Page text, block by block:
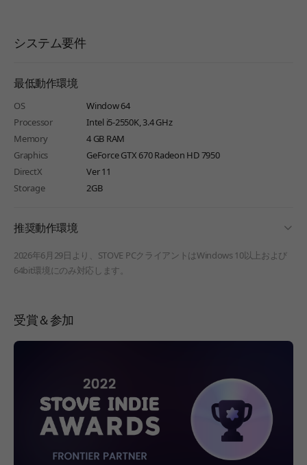
システム要件
最低動作環境
OS
Window 64
Processor
Intel i5-2550K, 3.4 GHz
Memory
4 GB RAM
Graphics
GeForce GTX 670 Radeon HD 7950
DirectX
Ver 11
Storage
2GB
推奨動作環境
2026年6月29日より、STOVE PCクライアントはWindows 10以上および
64bit環境にのみ対応します。
受賞＆参加